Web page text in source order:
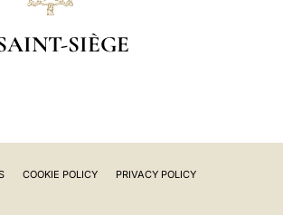
SIÈGE
COOKIE POLICY PRIVACY POLICY